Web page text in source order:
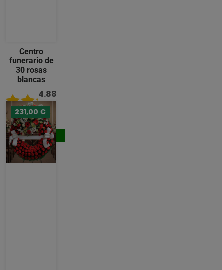
Centro
funerario de
30 rosas
blancas
4.88
/ 5
176,00 €
Comprar
231,00 €